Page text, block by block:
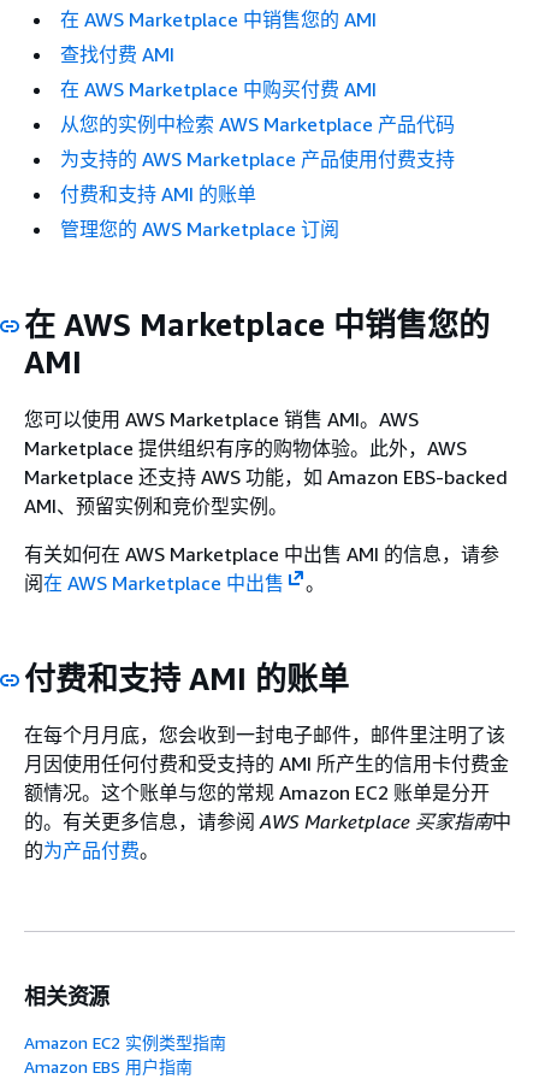
在 AWS Marketplace 中销售您的 AMI
查找付费 AMI
在 AWS Marketplace 中购买付费 AMI
从您的实例中检索 AWS Marketplace 产品代码
为支持的 AWS Marketplace 产品使用付费支持
付费和支持 AMI 的账单
管理您的 AWS Marketplace 订阅
在 AWS Marketplace 中销售您的
AMI
您可以使用 AWS Marketplace 销售 AMI。AWS
Marketplace 提供组织有序的购物体验。此外，AWS
Marketplace 还支持 AWS 功能，如 Amazon EBS-backed
AMI、预留实例和竞价型实例。
有关如何在 AWS Marketplace 中出售 AMI 的信息，请参
阅在 AWS Marketplace 中出售 。
付费和支持 AMI 的账单
在每个月月底，您会收到一封电子邮件，邮件里注明了该
月因使用任何付费和受支持的 AMI 所产生的信用卡付费金
额情况。这个账单与您的常规 Amazon EC2 账单是分开
的。有关更多信息，请参阅AWS Marketplace 买家指南中
的为产品付费。
相关资源
Amazon EC2 实例类型指南
Amazon EBS 用户指南